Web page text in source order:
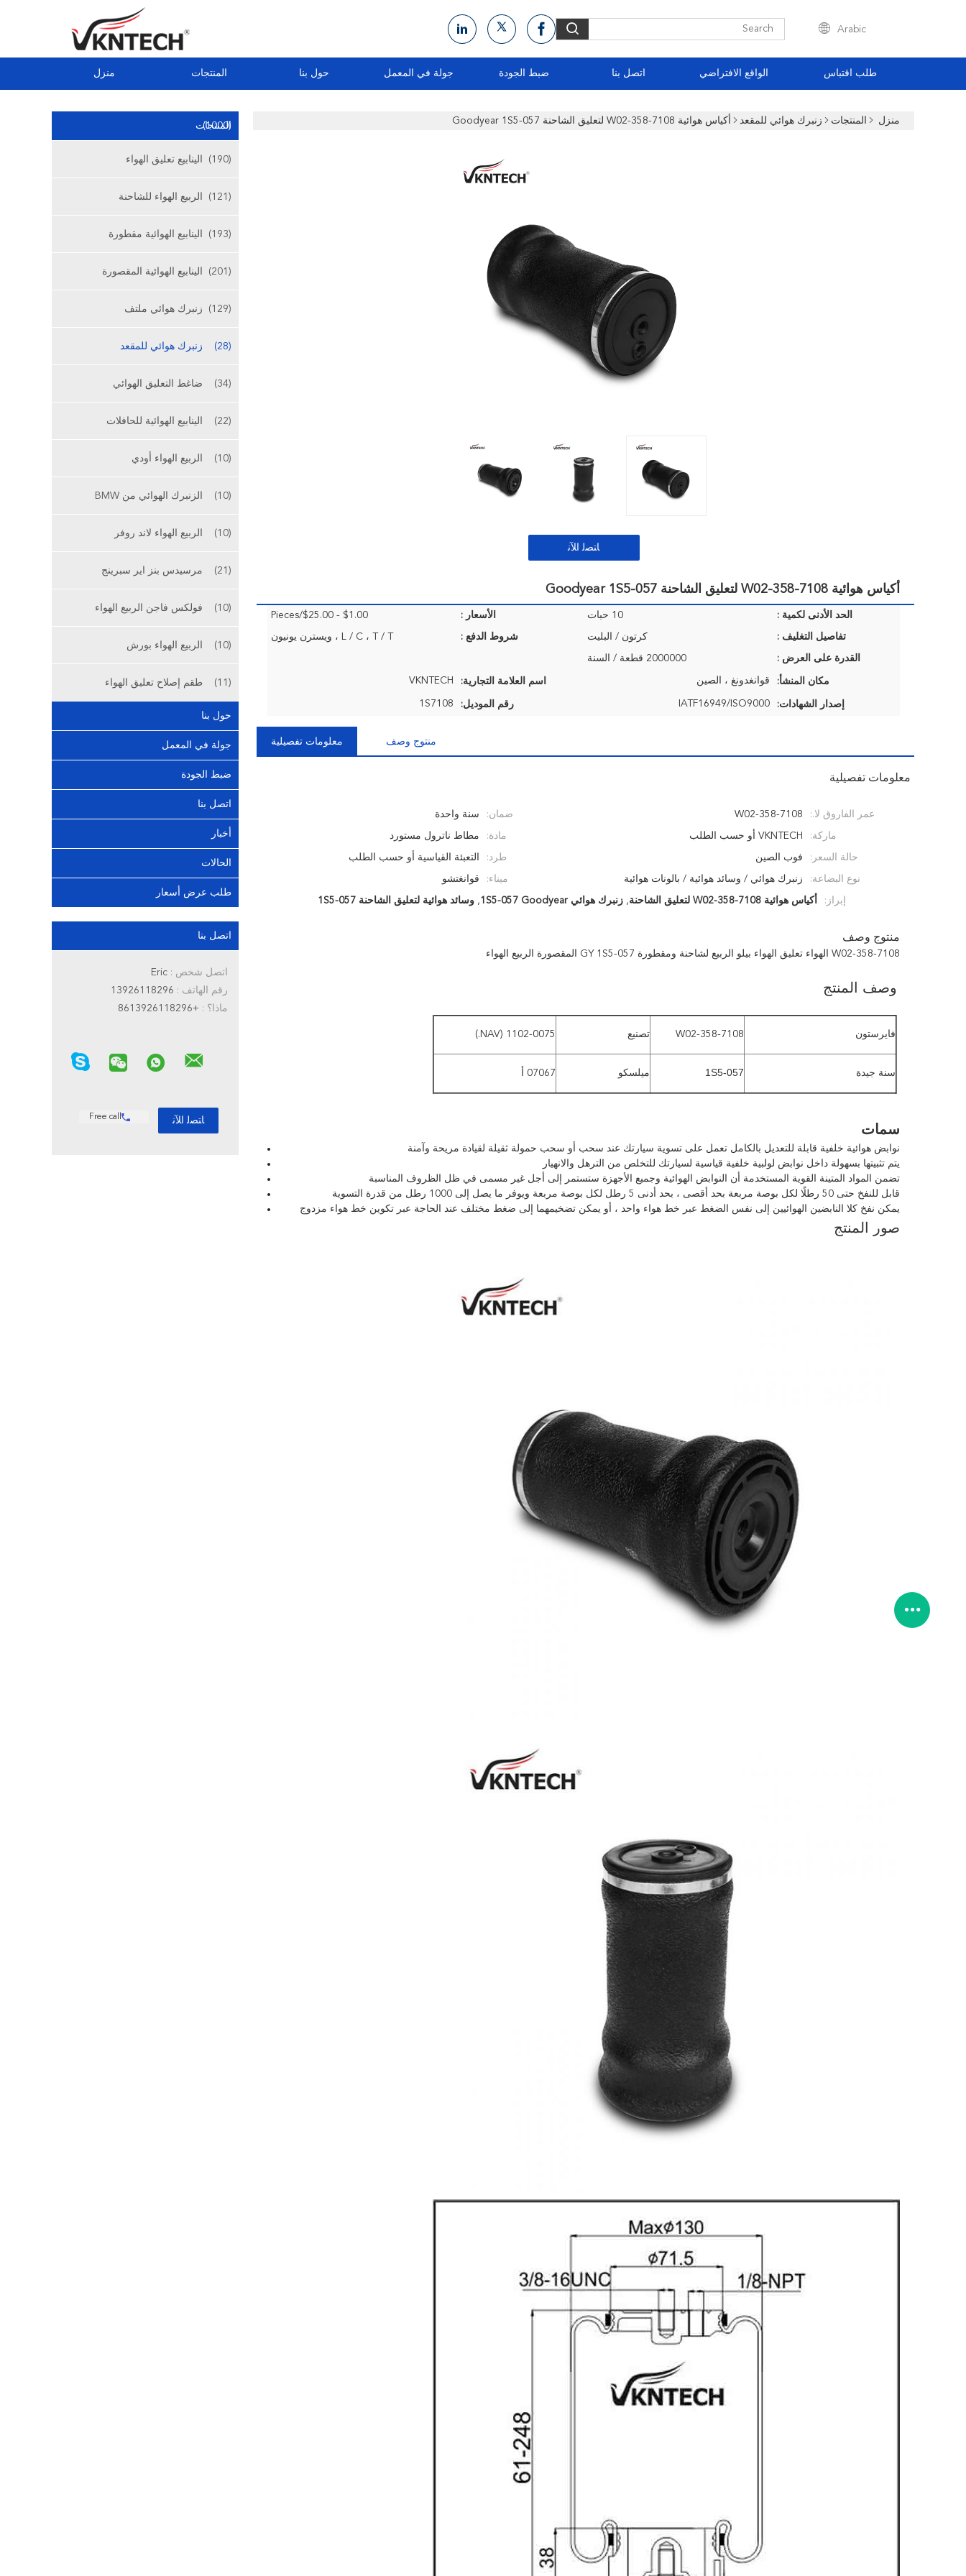
Arabic
منزل المنتجات حول بنا جولة في المعمل ضبط الجودة اتصل بنا الواقع الافتراضي طلب اقتباس
المنتجات(1000)
الينابيع تعليق الهواء (190)
الربيع الهواء للشاحنة (121)
الينابيع الهوائية مقطورة (193)
الينابيع الهوائية المقصورة (201)
زنبرك هوائي ملتف (129)
زنبرك هوائي للمقعد (28)
ضاغط التعليق الهوائي (34)
الينابيع الهوائية للحافلات (22)
الربيع الهواء أودي (10)
الزنبرك الهوائي من BMW (10)
الربيع الهواء لاند روفر (10)
مرسيدس بنز اير سبرينج (21)
فولكس فاجن الربيع الهواء (10)
الربيع الهواء بورش (10)
طقم إصلاح تعليق الهواء (11)
حول بنا
جولة في المعمل
ضبط الجودة
اتصل بنا
أخبار
الحالات
طلب عرض أسعار
اتصل بنا
اتصل شخص :
رقم الهاتف :
ماذا؟ : +8613926118296
Free call
منزل المنتجات زنبرك هوائي للمقعد أكياس هوائية W02-358-7108 لتعليق الشاحنة Goodyear 1S5-057
ﺎﺘﺼﻟ ﺍﻶﻧ
أكياس هوائية W02-358-7108 لتعليق الشاحنة Goodyear 1S5-057
الحد الأدنى لكمية : 10 حبات الأسعار : $1.00 - $25.00/Pieces
تفاصيل التغليف : كرتون / البليت شروط الدفع : L / C ، T / T ، ويسترن يونيون
القدرة على العرض : 2000000 قطعة / السنة
مكان المنشأ: قوانغدونغ ، الصين اسم العلامة التجارية: VKNTECH
إصدار الشهادات: IATF16949/ISO9000 رقم الموديل: 1S7108
معلومات تفصيلية منتوج وصف
معلومات تفصيلية
عمر الفاروق لا.: W02-358-7108 ضمان: سنة واحدة
ماركة: VKNTECH أو حسب الطلب مادة: مطاط ناترول مستورد
حالة السعر: فوب الصين طرد: التعبئة القياسية أو حسب الطلب
نوع البضاعة: زنبرك هوائي / وسائد هوائية / بالونات هوائية ميناء: قوانغتشو
إبراز: أكياس هوائية W02-358-7108 لتعليق الشاحنة , زنبرك هوائي 1S5-057 Goodyear , وسائد هوائية لتعليق الشاحنة 1S5-057
منتوج وصف
W02-358-7108 الهواء تعليق الهواء بيلو الربيع لشاحنة ومقطورة GY 1S5-057 المقصورة الربيع الهواء
وصف المنتج
فايرستون W02-358-7108 تصنيع 1102-0075 (NAV.)
سنة جيدة 1S5-057 ميلسكو 07067 أ
سمات
نوابض هوائية خلفية قابلة للتعديل بالكامل تعمل على تسوية سيارتك عند سحب أو سحب حمولة ثقيلة لقيادة مريحة وآمنة
يتم تثبيتها بسهولة داخل نوابض لولبية خلفية قياسية لسيارتك للتخلص من الترهل والانهيار
تضمن المواد المتينة القوية المستخدمة أن النوابض الهوائية وجميع الأجهزة ستستمر إلى أجل غير مسمى في ظل الظروف المناسبة
قابل للنفخ حتى 50 رطلًا لكل بوصة مربعة بحد أقصى ، بحد أدنى 5 رطل لكل بوصة مربعة ويوفر ما يصل إلى 1000 رطل من قدرة التسوية
يمكن نفخ كلا النابضين الهوائيين إلى نفس الضغط عبر خط هواء واحد ، أو يمكن تضخيمهما إلى ضغط مختلف عند الحاجة عبر تكوين خط هواء مزدوج
صور المنتج